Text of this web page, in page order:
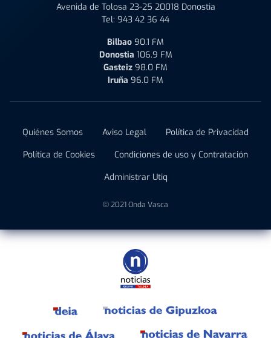
Avenida de Tolosa 23-25 20018 Donostia
Tel: 943 42 36 44
Bilbao 90.1 FM
Donostia 106.9 FM
Gasteiz 98.0 FM
Iruña 96.0 FM
Quiénes Somos Aviso Legal
Política de Privacidad
Política de Cookies
Condiciones de uso y Contratación
Administrar Utiq
© 2021 Onda Vasca